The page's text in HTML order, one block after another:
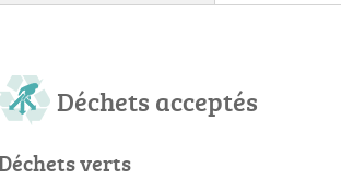
Déchets acceptés
verts